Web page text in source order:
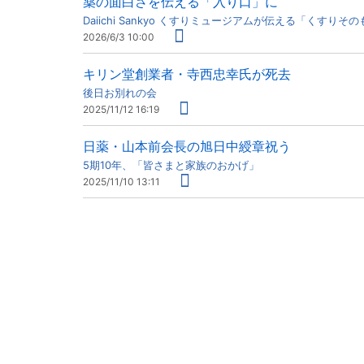
Daiichi Sankyo くすりミュージアムが伝える「くすりその
2026/6/3 10:00
キリン堂創業者・寺西忠幸氏が死去
後日お別れの会
2025/11/12 16:19
日薬・山本前会長の旭日中綬章祝う
5期10年、「皆さまと家族のおかげ」
2025/11/10 13:11